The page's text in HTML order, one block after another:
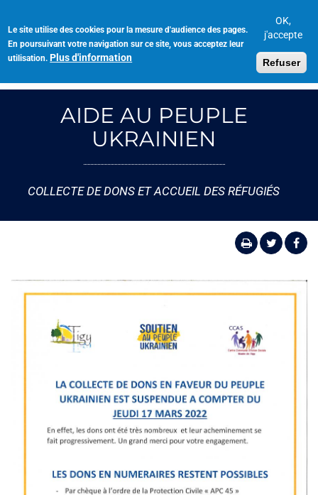
Le site utilise des cookies pour la mesure d'audience des pages.
En poursuivant votre navigation sur ce site, vous acceptez leur
utilisation. Plus d'information
OK,
j'accepte
Refuser
contenu
principal
AIDE AU PEUPLE
UKRAINIEN
COLLECTE DE DONS ET ACCUEIL DES RÉFUGIÉS